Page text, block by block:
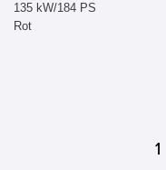
135 kW/184 PS
Rot
1